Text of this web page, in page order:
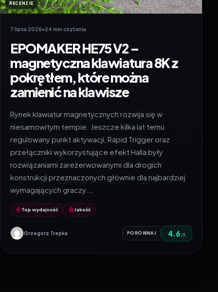
RECENZJE
7 lipca 2026•24 min czytania
EPOMAKER HE75 V2 –
magnetyczna klawiatura 8K z
pokrętłem, które można
zamienić na klawisze
Rynek klawiatur magnetycznych rozwija się w
niesamowitym tempie. Jeszcze kilka lat temu
regulowany punkt aktywacji, Rapid Trigger oraz
przełączniki wykorzystujące efekt Halla były
rozwiązaniami zarezerwowanymi dla drogich
konstrukcji przeznaczonych głównie dla najbardziej
wymagających graczy.…
Top wydajność Jakość
Grzegorz Trepka PORÓWNAJ 4.6 /5